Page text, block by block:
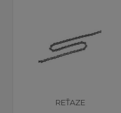
REŤAZE